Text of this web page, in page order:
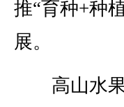
推“育种+种
展。
高山水果